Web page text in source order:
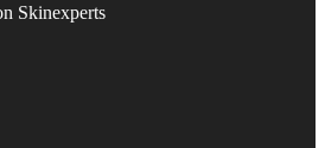
Skinexperts